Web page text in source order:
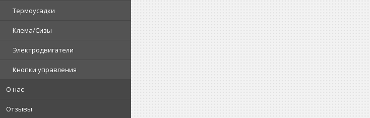
Термоусадки
Клема/Сизы
Электродвигатели
Кнопки управления
О нас
Отзывы